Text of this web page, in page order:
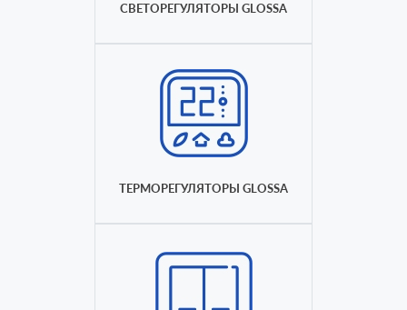
СВЕТОРЕГУЛЯТОРЫ GLOSSA
ТЕРМОРЕГУЛЯТОРЫ GLOSSA